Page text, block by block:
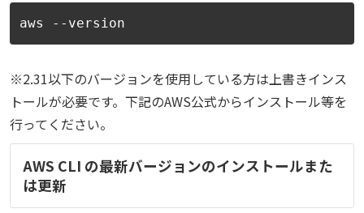
aws --version
※2.31以下のバージョンを使用している方は上書きインス
トールが必要です。下記のAWS公式からインストール等を
行ってください。
AWS CLI の最新バージョンのインストールまた
は更新